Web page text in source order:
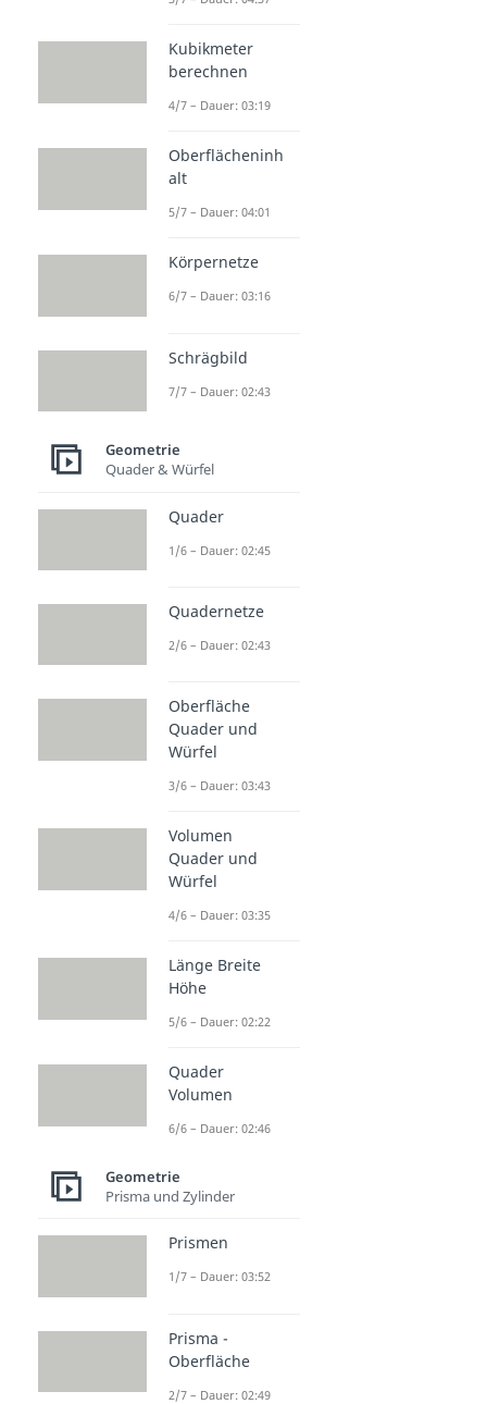
Kubikmeter
berechnen
4/7 – Dauer: 03:19
Oberflächeninh
alt
5/7 – Dauer: 04:01
Körpernetze
6/7 – Dauer: 03:16
Schrägbild
7/7 – Dauer: 02:43
Geometrie
Quader & Würfel
Quader
1/6 – Dauer: 02:45
Quadernetze
2/6 – Dauer: 02:43
Oberfläche
Quader und
Würfel
3/6 – Dauer: 03:43
Volumen
Quader und
Würfel
4/6 – Dauer: 03:35
Länge Breite
Höhe
5/6 – Dauer: 02:22
Quader
Volumen
6/6 – Dauer: 02:46
Geometrie
Prisma und Zylinder
Prismen
1/7 – Dauer: 03:52
Prisma -
Oberfläche
2/7 – Dauer: 02:49